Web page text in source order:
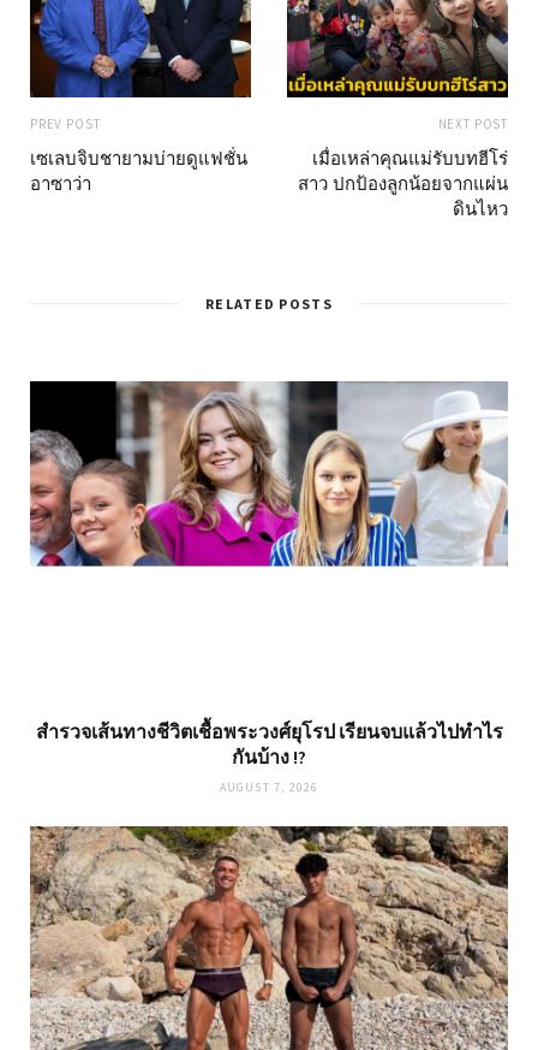
PREV POST
เซเลบจิบชายามบ่ายดูแฟชั่น
อาซาว่า
NEXT POST
เมื่อเหล่าคุณแม่รับบทฮีโร่
สาว ปกป้องลูกน้อยจากแผ่น
ดินไหว
RELATED POSTS
สำรวจเส้นทางชีวิตเชื้อพระวงศ์ยุโรป เรียนจบแล้วไปทำไร
กันบ้าง !?
AUGUST 7, 2026